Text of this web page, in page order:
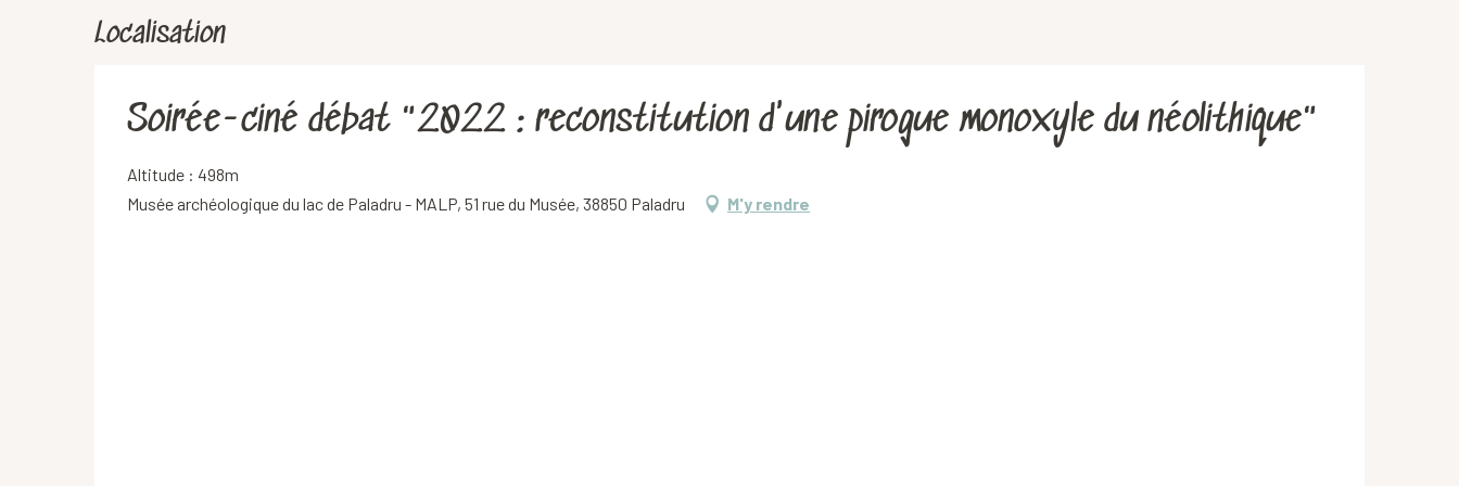
Localisation
Soirée-ciné débat "2022 : reconstitution d'une pirogue monoxyle du néolithique"
Altitude : 498m
Musée archéologique du lac de Paladru - MALP, 51 rue du Musée, 38850 Paladru
M'y rendre